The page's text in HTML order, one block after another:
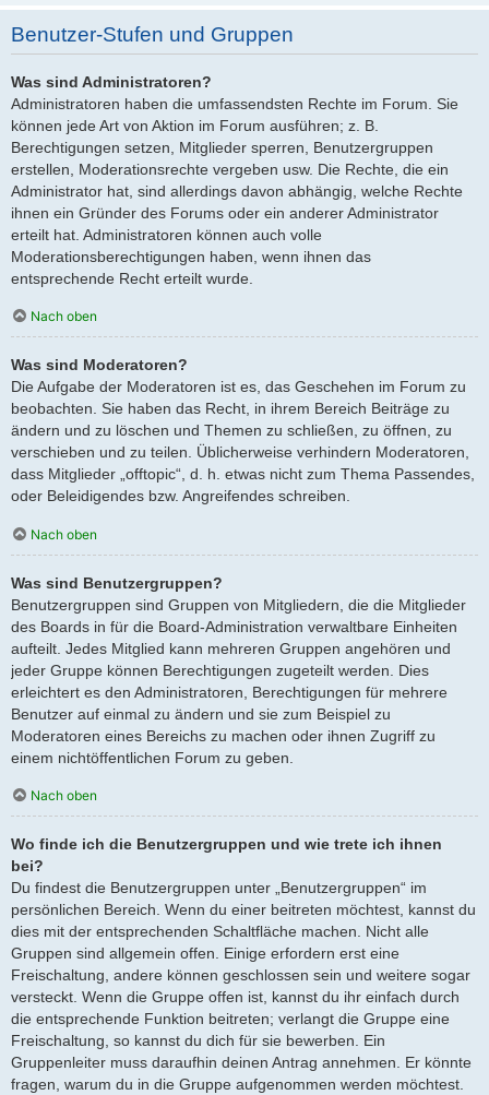
Benutzer-Stufen und Gruppen
Was sind Administratoren?
Administratoren haben die umfassendsten Rechte im Forum. Sie
können jede Art von Aktion im Forum ausführen; z. B.
Berechtigungen setzen, Mitglieder sperren, Benutzergruppen
erstellen, Moderationsrechte vergeben usw. Die Rechte, die ein
Administrator hat, sind allerdings davon abhängig, welche Rechte
ihnen ein Gründer des Forums oder ein anderer Administrator
erteilt hat. Administratoren können auch volle
Moderationsberechtigungen haben, wenn ihnen das
entsprechende Recht erteilt wurde.
Nach oben
Was sind Moderatoren?
Die Aufgabe der Moderatoren ist es, das Geschehen im Forum zu
beobachten. Sie haben das Recht, in ihrem Bereich Beiträge zu
ändern und zu löschen und Themen zu schließen, zu öffnen, zu
verschieben und zu teilen. Üblicherweise verhindern Moderatoren,
dass Mitglieder „offtopic“, d. h. etwas nicht zum Thema Passendes,
oder Beleidigendes bzw. Angreifendes schreiben.
Nach oben
Was sind Benutzergruppen?
Benutzergruppen sind Gruppen von Mitgliedern, die die Mitglieder
des Boards in für die Board-Administration verwaltbare Einheiten
aufteilt. Jedes Mitglied kann mehreren Gruppen angehören und
jeder Gruppe können Berechtigungen zugeteilt werden. Dies
erleichtert es den Administratoren, Berechtigungen für mehrere
Benutzer auf einmal zu ändern und sie zum Beispiel zu
Moderatoren eines Bereichs zu machen oder ihnen Zugriff zu
einem nichtöffentlichen Forum zu geben.
Nach oben
Wo finde ich die Benutzergruppen und wie trete ich ihnen
bei?
Du findest die Benutzergruppen unter „Benutzergruppen“ im
persönlichen Bereich. Wenn du einer beitreten möchtest, kannst du
dies mit der entsprechenden Schaltfläche machen. Nicht alle
Gruppen sind allgemein offen. Einige erfordern erst eine
Freischaltung, andere können geschlossen sein und weitere sogar
versteckt. Wenn die Gruppe offen ist, kannst du ihr einfach durch
die entsprechende Funktion beitreten; verlangt die Gruppe eine
Freischaltung, so kannst du dich für sie bewerben. Ein
Gruppenleiter muss daraufhin deinen Antrag annehmen. Er könnte
fragen, warum du in die Gruppe aufgenommen werden möchtest.